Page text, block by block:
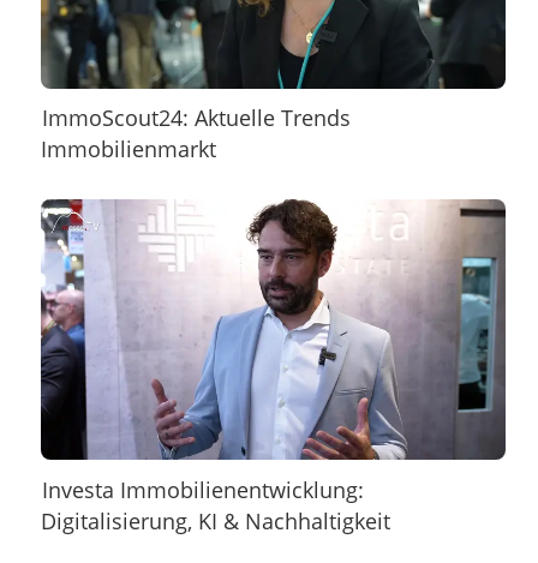
ImmoScout24: Aktuelle Trends
Immobilienmarkt
Investa Immobilienentwicklung:
Digitalisierung, KI & Nachhaltigkeit